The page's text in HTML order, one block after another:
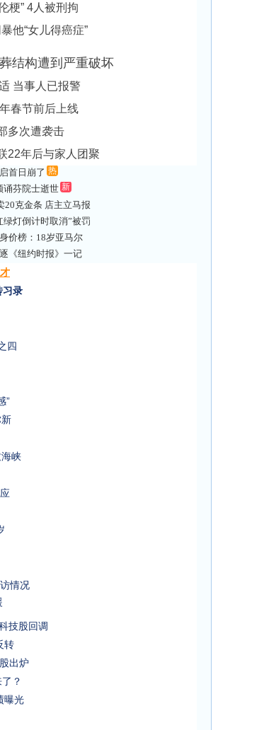
梗” 4人被刑拘
他“女儿得癌症”
结构遭到严重破坏
当事人已报警
春节前后上线
多次遭袭击
22年后与家人团聚
首日崩了 热
诵芬院士逝世 新
20克金条 店主立马报
绿灯倒计时取消”被罚
价榜：18岁亚马尔
《纽约时报》一记
习录
四
”
峡
情况
技股回调
转
出炉
？
曝光